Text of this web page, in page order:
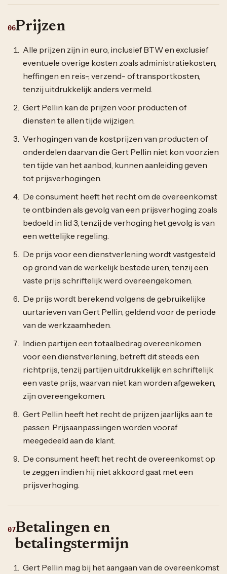
06Prijzen
Alle prijzen zijn in euro, inclusief BTW en exclusief
eventuele overige kosten zoals administratiekosten,
heffingen en reis-, verzend- of transportkosten,
tenzij uitdrukkelijk anders vermeld.
Gert Pellin kan de prijzen voor producten of
diensten te allen tijde wijzigen.
Verhogingen van de kostprijzen van producten of
onderdelen daarvan die Gert Pellin niet kon voorzien
ten tijde van het aanbod, kunnen aanleiding geven
tot prijsverhogingen.
De consument heeft het recht om de overeenkomst
te ontbinden als gevolg van een prijsverhoging zoals
bedoeld in lid 3, tenzij de verhoging het gevolg is van
een wettelijke regeling.
De prijs voor een dienstverlening wordt vastgesteld
op grond van de werkelijk bestede uren, tenzij een
vaste prijs schriftelijk werd overeengekomen.
De prijs wordt berekend volgens de gebruikelijke
uurtarieven van Gert Pellin, geldend voor de periode
van de werkzaamheden.
Indien partijen een totaalbedrag overeenkomen
voor een dienstverlening, betreft dit steeds een
richtprijs, tenzij partijen uitdrukkelijk en schriftelijk
een vaste prijs, waarvan niet kan worden afgeweken,
zijn overeengekomen.
Gert Pellin heeft het recht de prijzen jaarlijks aan te
passen. Prijsaanpassingen worden vooraf
meegedeeld aan de klant.
De consument heeft het recht de overeenkomst op
te zeggen indien hij niet akkoord gaat met een
prijsverhoging.
07Betalingen en
betalingstermijn
Gert Pellin mag bij het aangaan van de overeenkomst